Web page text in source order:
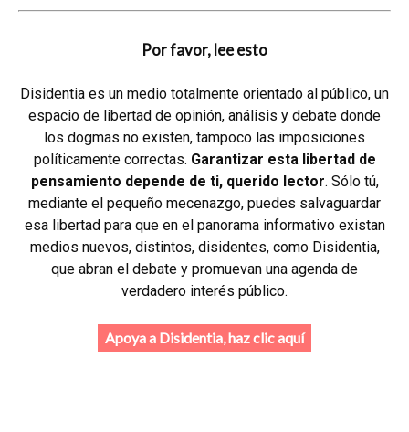
Por favor, lee esto
Disidentia es un medio totalmente orientado al público, un
espacio de libertad de opinión, análisis y debate donde
los dogmas no existen, tampoco las imposiciones
políticamente correctas. Garantizar esta libertad de
pensamiento depende de ti, querido lector. Sólo tú,
mediante el pequeño mecenazgo, puedes salvaguardar
esa libertad para que en el panorama informativo existan
medios nuevos, distintos, disidentes, como Disidentia,
que abran el debate y promuevan una agenda de
verdadero interés público.
Apoya a Disidentia, haz clic aquí